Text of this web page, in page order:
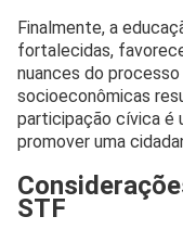
Finalmente, a
fortalecidas,
nuances do
socioeconômicas
participação cívica é
promover uma
STF